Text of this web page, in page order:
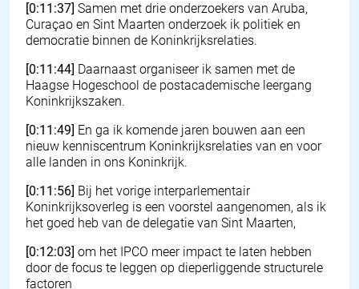
[0:11:37] Samen met drie onderzoekers van Aruba,
Curaçao en Sint Maarten onderzoek ik politiek en
democratie binnen de Koninkrijksrelaties.
[0:11:44] Daarnaast organiseer ik samen met de
Haagse Hogeschool de postacademische leergang
Koninkrijkszaken.
[0:11:49] En ga ik komende jaren bouwen aan een
nieuw kenniscentrum Koninkrijksrelaties van en voor
alle landen in ons Koninkrijk.
[0:11:56] Bij het vorige interparlementair
Koninkrijksoverleg is een voorstel aangenomen, als ik
het goed heb van de delegatie van Sint Maarten,
[0:12:03] om het IPCO meer impact te laten hebben
door de focus te leggen op dieperliggende structurele
factoren